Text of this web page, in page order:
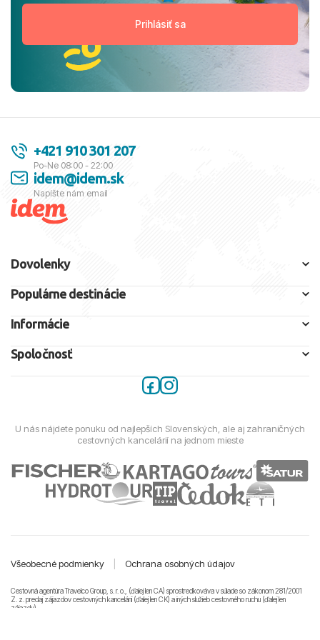
+421 910 301 207
Po-Ne 08:00 - 22:00
idem@idem.sk
Napíšte nám email
Dovolenky
Populárne destinácie
Informácie
Spoločnosť
U nás nájdete ponuku od najlepších Slovenských, ale aj zahraničných
cestovných kancelárií na jednom mieste
Všeobecné podmienky Ochrana osobných údajov
Cestovná agentúra Travelco Group, s. r. o., (ďalej len CA) sprostredkováva v súlade so zákonom 281/2001
Z. z. predaj zájazdov cestovných kancelárii (ďalej len CK) a iných služieb cestovného ruchu (ďalej len
zájazdy).